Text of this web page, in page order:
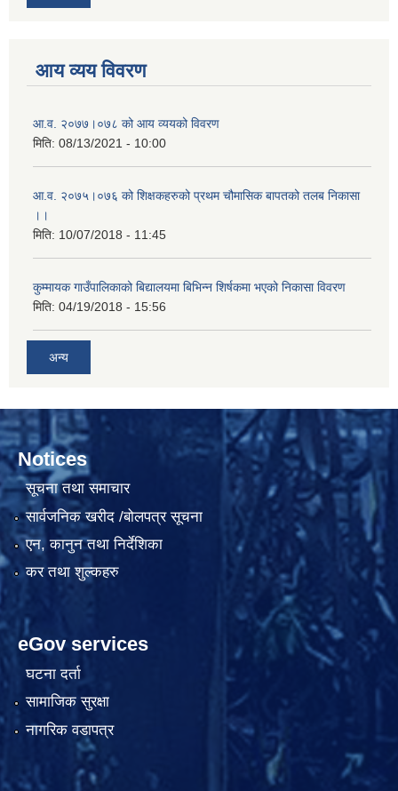
आय व्यय विवरण
आ.व. २०७७।०७८ को आय व्ययको विवरण
मिति: 08/13/2021 - 10:00
आ.व. २०७५।०७६ को शिक्षकहरुको प्रथम चौमासिक बापतको तलब निकासा
।।
मिति: 10/07/2018 - 11:45
कुम्मायक गाउँपालिकाको बिद्यालयमा बिभिन्न शिर्षकमा भएको निकासा विवरण
मिति: 04/19/2018 - 15:56
अन्य
Notices
सूचना तथा समाचार
सार्वजनिक खरीद /बोलपत्र सूचना
एन, कानुन तथा निर्देशिका
कर तथा शुल्कहरु
eGov services
घटना दर्ता
सामाजिक सुरक्षा
नागरिक वडापत्र